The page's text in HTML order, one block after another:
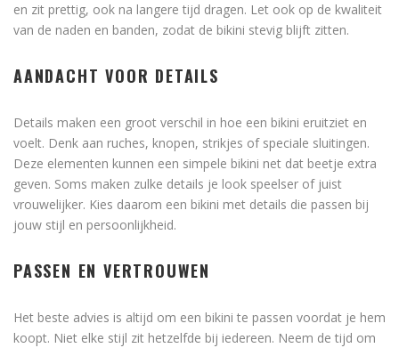
en zit prettig, ook na langere tijd dragen. Let ook op de kwaliteit
van de naden en banden, zodat de bikini stevig blijft zitten.
AANDACHT VOOR DETAILS
Details maken een groot verschil in hoe een bikini eruitziet en
voelt. Denk aan ruches, knopen, strikjes of speciale sluitingen.
Deze elementen kunnen een simpele bikini net dat beetje extra
geven. Soms maken zulke details je look speelser of juist
vrouwelijker. Kies daarom een bikini met details die passen bij
jouw stijl en persoonlijkheid.
PASSEN EN VERTROUWEN
Het beste advies is altijd om een bikini te passen voordat je hem
koopt. Niet elke stijl zit hetzelfde bij iedereen. Neem de tijd om